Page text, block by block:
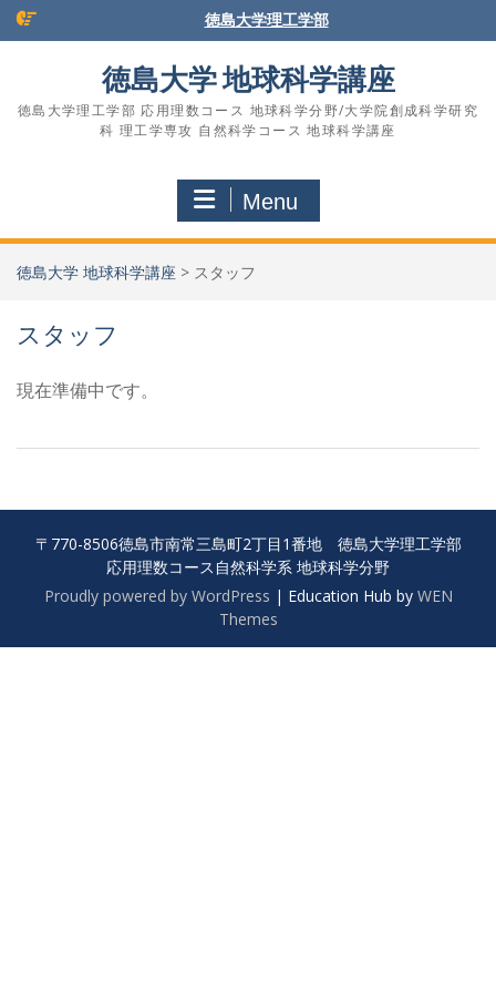
Skip
徳島大学理工学部
徳島大学 地球科学講座
徳島大学理工学部 応用理数コース 地球科学分野/大学院創成科学研究
科 理工学専攻 自然科学コース 地球科学講座
Menu
徳島大学 地球科学講座 > スタッフ
スタッフ
現在準備中です。
〒770-8506徳島市南常三島町2丁目1番地 徳島大学理工学部
応用理数コース自然科学系 地球科学分野
Proudly powered by WordPress | Education Hub by WEN
Themes